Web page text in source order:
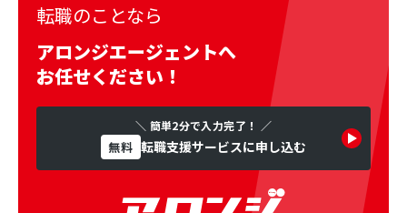
転職のことなら
アロンジエージェントへ
お任せください！
＼ 簡単2分で入力完了！ ／
無料 転職支援サービスに申し込む